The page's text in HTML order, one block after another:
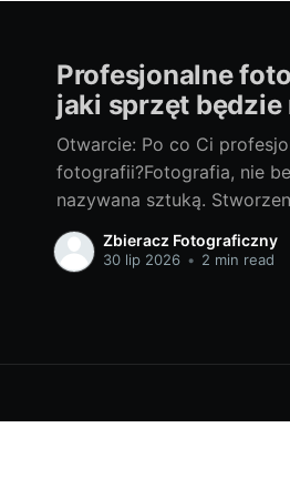
Profesjonalne
jaki sprzęt będzie
Otwarcie: Po co Ci
fotografii?Fotografia, nie
nazywana sztuką.
kadru, złapanie emocji czy
to tylko początek
ale fotograf.
Zbieracz Fotograficzny
30 lip 2026 • 2 min read